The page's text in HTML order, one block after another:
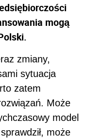
mogą
zmiany,
sytuacja
zatem
Może
model
może